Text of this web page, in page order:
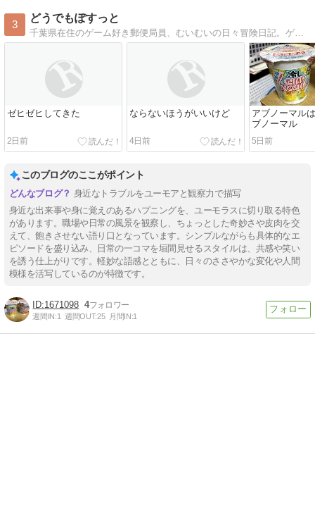
3
どうでもぽすっと
千葉県在住のゲーム好き郵便局員、むいむいの日々冒険日記。ゲームなら何でもやってます。今日頑張れるなら、明日も頑張れるさ。
ゼヒゼヒしてきた
2日前
ならないほうがいいけど
4日前
アブノーマル
ブノーマル
5日前
このブログのここがポイント
身近なトラブルをユーモアと観察力で描写
身近な出来事や身に覚えのあるハプニングを、ユーモラスに切り取る特色
があります。職場や日常の風景を観察し、ちょっとした奇妙さや皮肉を交
えて、飽きさせない語り口となっています。シンプルながらも具体的なエ
ピソードを盛り込み、日常の一コマを垣間見せるスタイルは、共感や笑い
を誘う仕上がりです。軽妙な語感とともに、日々のささやかな変化や人間
模様を活写しているのが特徴です。
1671098 4
週間IN:1 週間OUT:25 月間IN:1